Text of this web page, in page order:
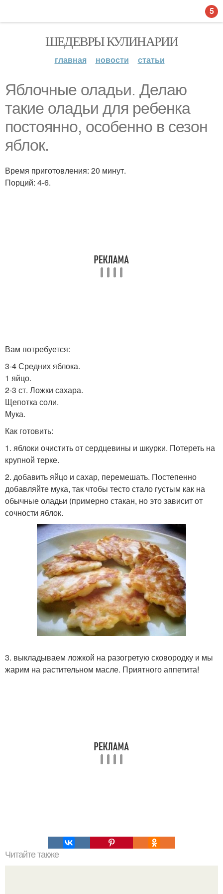
ШЕДЕВРЫ КУЛИНАРИИ
главная новости статьи
Яблочные оладьи. Делаю
такие оладьи для ребенка
постоянно, особенно в сезон
яблок.
Время приготовления: 20 минут.
Порций: 4-6.
Вам потребуется:
3-4 Средних яблока.
1 яйцо.
2-3 ст. Ложки сахара.
Щепотка соли.
Мука.
Как готовить:
1. яблоки очистить от сердцевины и шкурки. Потереть на
крупной терке.
2. добавить яйцо и сахар, перемешать. Постепенно
добавляйте мука, так чтобы тесто стало густым как на
обычные оладьи (примерно стакан, но это зависит от
сочности яблок.
3. выкладываем ложкой на разогретую сковородку и мы
жарим на растительном масле. Приятного аппетита!
Читайте также
5